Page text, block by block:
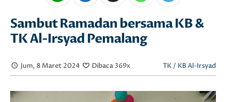
Sambut Ramadan bersama KB &
TK Al-Irsyad Pemalang
Jum, 8 Maret 2024 Dibaca 369x TK / KB Al-Irsyad